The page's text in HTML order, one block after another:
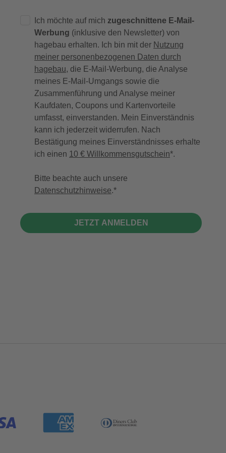
Ich möchte auf mich zugeschnittene E-Mail-
Werbung (inklusive den Newsletter) von
hagebau erhalten. Ich bin mit der Nutzung
meiner personenbezogenen Daten durch
hagebau, die E-Mail-Werbung, die Analyse
meines E-Mail-Umgangs sowie die
Zusammenführung und Analyse meiner
Kaufdaten, Coupons und Kartenvorteile
umfasst, einverstanden. Mein Einverständnis
kann ich jederzeit widerrufen. Nach
Bestätigung meines Einverständnisses erhalte
ich einen 10 € Willkommensgutschein*.
Bitte beachte auch unsere
Datenschutzhinweise.
JETZT ANMELDEN